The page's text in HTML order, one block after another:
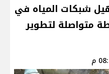
شبكات المياه في
متواصلة لتطوير